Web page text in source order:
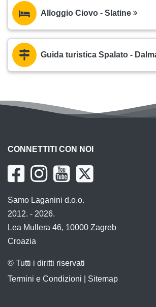
Alloggio Ciovo - Slatine
Guida turistica Spalato -
CONNETTITI CON NOI
Samo Laganini d.o.o.
2012. - 2026.
Lea Mullera 46, 10000 Zagreb
Croazia
© Tutti i diritti riservati
Termini e Condizioni
Sitemap